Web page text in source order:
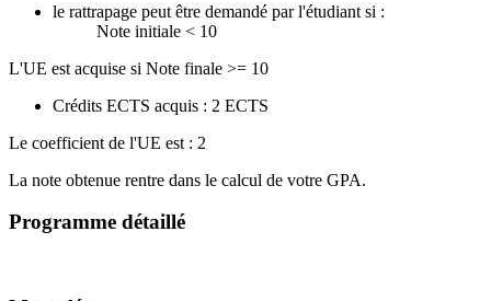
le rattrapage peut être demandé par l'étudiant si :
Note initiale < 10
L'UE est acquise si Note finale >= 10
Crédits ECTS acquis : 2 ECTS
Le coefficient de l'UE est : 2
La note obtenue rentre dans le calcul de votre GPA.
Programme détaillé